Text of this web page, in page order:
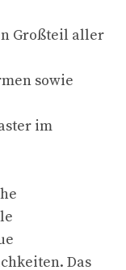
Großteil aller
sowie
im
Das